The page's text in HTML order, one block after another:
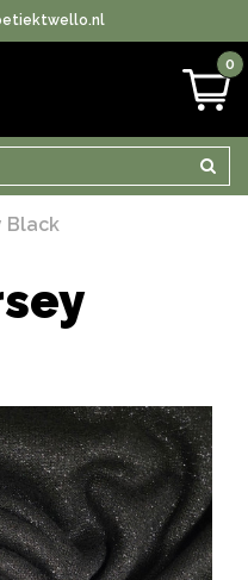
0
Black